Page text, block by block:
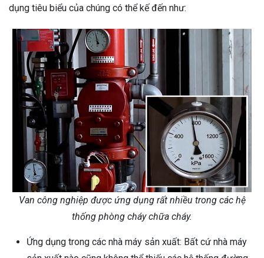
dụng tiêu biểu của chúng có thể kế đến như:
Van công nghiệp được ứng dụng rất nhiều trong các hệ
thống phòng cháy chữa cháy.
Ứng dụng trong các nhà máy sản xuất: Bất cứ nhà máy